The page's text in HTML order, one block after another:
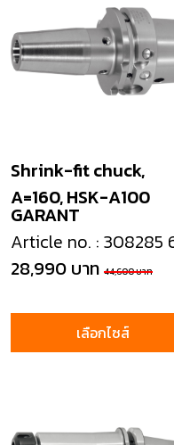
GARANT
Shrink-fit chuck,
A=160, HSK-A100
Article no. : 308285
28,990 บาท 44,600 บาท
เลือกไซส์